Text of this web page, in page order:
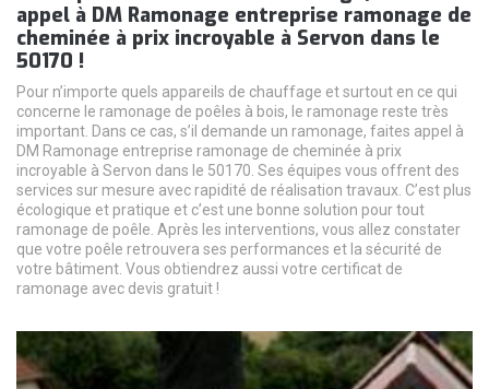
appel à DM Ramonage entreprise ramonage de
cheminée à prix incroyable à Servon dans le
50170 !
Pour n’importe quels appareils de chauffage et surtout en ce qui
concerne le ramonage de poêles à bois, le ramonage reste très
important. Dans ce cas, s’il demande un ramonage, faites appel à
DM Ramonage entreprise ramonage de cheminée à prix
incroyable à Servon dans le 50170. Ses équipes vous offrent des
services sur mesure avec rapidité de réalisation travaux. C’est plus
écologique et pratique et c’est une bonne solution pour tout
ramonage de poêle. Après les interventions, vous allez constater
que votre poêle retrouvera ses performances et la sécurité de
votre bâtiment. Vous obtiendrez aussi votre certificat de
ramonage avec devis gratuit !